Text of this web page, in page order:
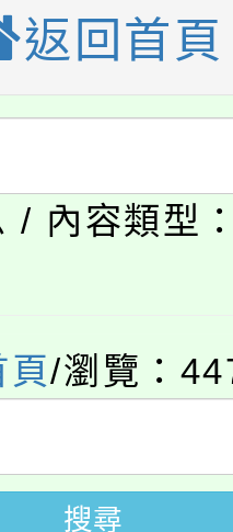
生輔導中心
輔導、社會
參加。
短影音徵
及活動海報
。
學年度學生
計畫」
育部表揚
貢獻獎」
學年度第
甄選結果(
保險知識
新住民語歌
學年度第
甄選結果(
學年度第
甄選結果(
化大學推廣
溝通分析基
政府辦理
返回首頁
/ 內容類型
頁/瀏覽：
搜尋